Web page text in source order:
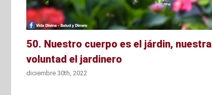
50. Nuestro cuerpo es el járdin, nuestra
voluntad el jardinero
diciembre 30th, 2022